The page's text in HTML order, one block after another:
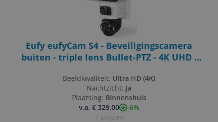
Eufy eufyCam S4 - Beveiligingscamera
buiten - triple lens Bullet-PTZ - 4K UHD -
Kleurennachtzicht - compatibel met
HomeBase S380
Beeldkwaliteit: Ultra HD (4K)
Nachtzicht: Ja
Plaatsing: Binnenshuis
v.a. € 329,00
-6%
7 prijzen